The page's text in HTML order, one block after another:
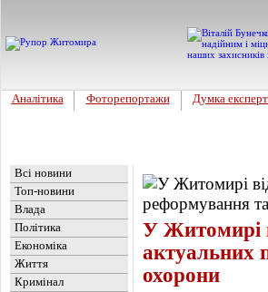
Аналітика Фоторепортажи Думка
Всі новини
Топ-новини
Влада
Політика
Економіка
Життя
Кримінал
У Житомирі
актуальних
охорони